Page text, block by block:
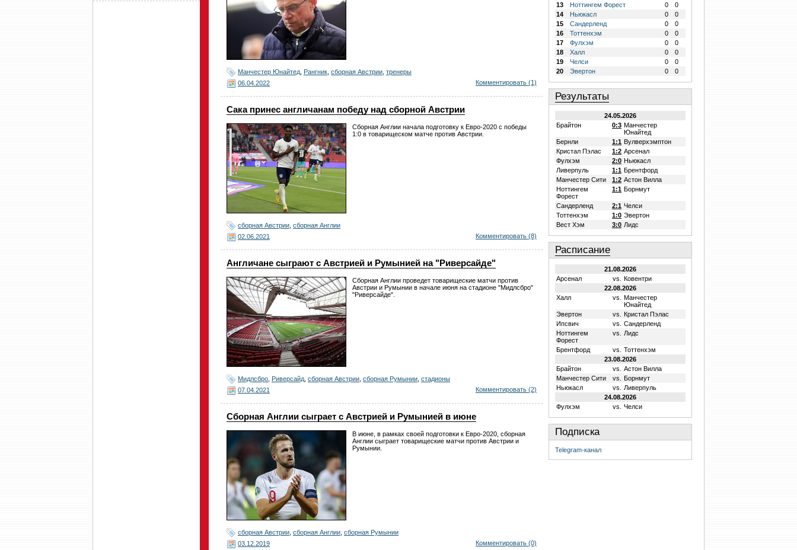
Манчестер Юнайтед Рангник сборная Австрии тренеры
06.04.2022
Комментировать (1)
Сака принес англичанам победу над сборной Австрии
Сборная Англии начала подготовку к Евро-2020 с победы
1:0 в товарищеском матче против Австрии.
сборная Австрии сборная Англии
02.06.2021
Комментировать (8)
Англичане сыграют с Австрией и Румынией на "Риверсайде"
Сборная Англии проведет товарищеские матчи против
Австрии и Румынии в начале июня на стадионе "Мидлсбро"
"Риверсайде".
Мидлсбро Риверсайд сборная Австрии сборная Румынии стадионы
07.04.2021
Комментировать (2)
Сборная Англии сыграет с Австрией и Румынией в июне
В июне, в рамках своей подготовки к Евро-2020, сборная
Англии сыграет товарищеские матчи против Австрии и
Румынии.
сборная Австрии сборная Англии сборная Румынии
03.12.2019
Комментировать (0)
13
Ноттингем Форест 0
0
14
Ньюкасл 0
0
15
Сандерленд 0
0
16
Тоттенхэм 0
0
17
Фулхэм 0
0
18
Халл 0
0
19
Челси 0
0
20
Эвертон 0 0
Результаты
24.05.2026
Брайтон
0:3 Манчестер
Юнайтед
Бернли
1:1 Вулверхэмптон
Кристал Пэлас
1:2 Арсенал
Фулхэм
2:0 Ньюкасл
Ливерпуль
1:1 Брентфорд
Манчестер Сити
1:2 Астон Вилла
Ноттингем
Форест
1:1 Борнмут
Сандерленд 2:1 Челси
Тоттенхэм
1:0 Эвертон
Вест Хэм
3:0 Лидс
Расписание
21.08.2026
Арсенал
vs.
Ковентри
22.08.2026
Халл
vs.
Манчестер
Юнайтед
Эвертон
vs.
Кристал Пэлас
Ипсвич
vs.
Сандерленд
Ноттингем
Форест
vs. Лидс
Брентфорд vs.
Тоттенхэм
23.08.2026
Брайтон
vs.
Астон Вилла
Манчестер Сити
vs.
Борнмут
Ньюкасл
vs.
Ливерпуль
24.08.2026
Фулхэм
vs. Челси
Подписка
Telegram-канал